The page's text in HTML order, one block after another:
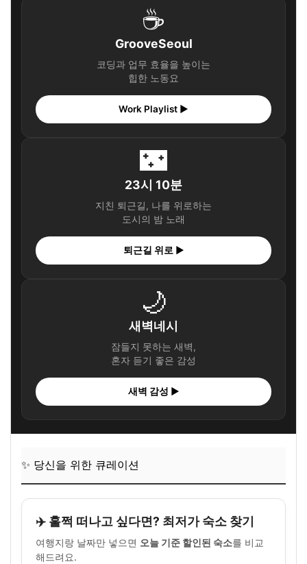
☕
GrooveSeoul
코딩과 업무 효율을 높이는
힙한 노동요
Work Playlist ▶
🌃
23시 10분
지친 퇴근길, 나를 위로하는
도시의 밤 노래
퇴근길 위로 ▶
🌙
새벽네시
잠들지 못하는 새벽,
혼자 듣기 좋은 감성
새벽 감성 ▶
✨ 당신을 위한 큐레이션
✈️ 훌쩍 떠나고 싶다면? 최저가 숙소 찾기
여행지랑 날짜만 넣으면 오늘 기준 할인된 숙소를 비교
해드려요.